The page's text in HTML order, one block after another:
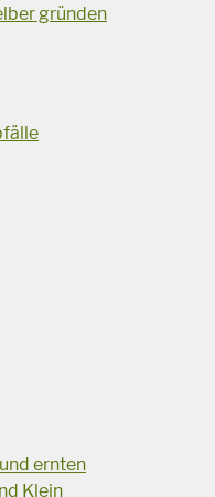
gründen
ernten
Klein